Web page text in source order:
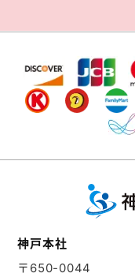
神戸本社
〒650-0044